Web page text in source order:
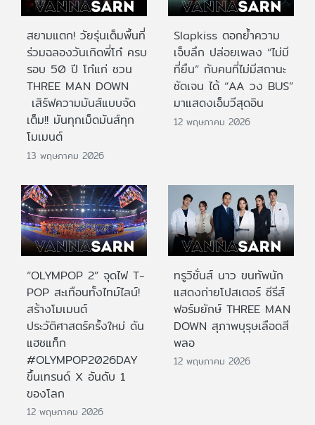
สยามแตก! วัยรุ่นเต็มพื้นที่
ร่วมฉลองวันเกิดพี่โก๋ ครบ
รอบ 50 ปี โก๋แก่ ชวน
THREE MAN DOWN
เสิร์ฟความมันส์แบบจัด
เต็ม!! มันทุกเม็ดมันส์ทุก
โมเมนต์
13 พฤษภาคม 2026
Slapkiss ตอกย้ำความ
เจ็บลึก ปล่อยเพลง “ไม่มี
ที่ยืน” กับคนที่ไม่มีสถานะ
ชัดเจน ได้ “AA วง BUS”
มาแสดงเอ็มวีสุดอิน
12 พฤษภาคม 2026
“OLYMPOP 2” จุดไฟ T-
POP สะเทือนทั้งไทม์ไลน์!
สร้างโมเมนต์
ประวัติศาสตร์ครั้งใหม่ ดัน
แฮชแท็ก
#OLYMPOP2026DAY
ขึ้นเทรนด์ X อันดับ 1
ของโลก
12 พฤษภาคม 2026
ทรูวิชั่นส์ นาว ขนทัพนัก
แสดงถ่ายโปสเตอร์ ซีรีส์
ฟอร์มยักษ์ THREE MAN
DOWN สุภาพบุรุษเลือดสี
พลอ
12 พฤษภาคม 2026